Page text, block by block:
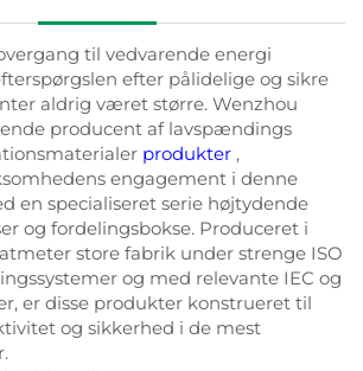
til vedvarende energi
efter pålidelige og sikre
aldrig været større. Wenzhou
producent af lavspændings
produkter ,
engagement i denne
en specialiseret serie højtydende
og fordelingsbokse. Produceret i
store fabrik under strenge ISO
og med relevante IEC og
er disse produkter konstrueret til
og sikkerhed i de mest